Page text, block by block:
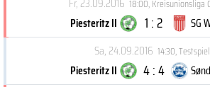
18:00,Kreisunionsliga
Piesteritz II 1 : 2
SG
Sa, 24.09.2016 14:30,
Piesteritz II 4 : 4